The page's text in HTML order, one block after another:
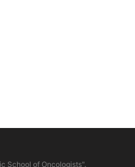
School of Oncologists".